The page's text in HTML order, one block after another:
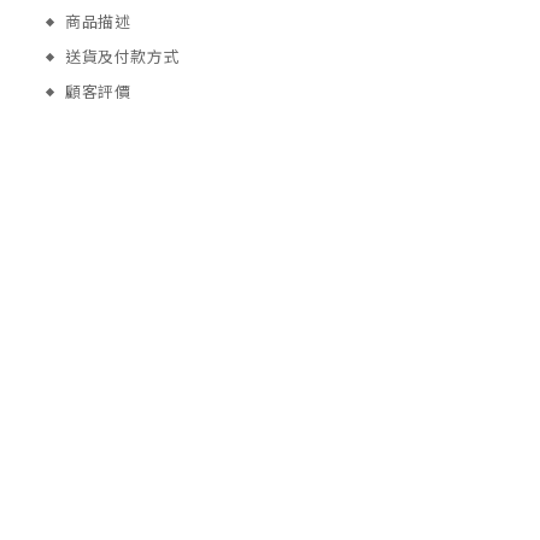
商品描述
送貨及付款方式
顧客評價